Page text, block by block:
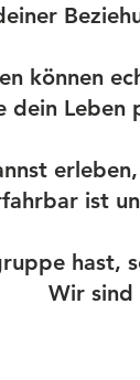
können
dein Leben
ist
hast,
Wir